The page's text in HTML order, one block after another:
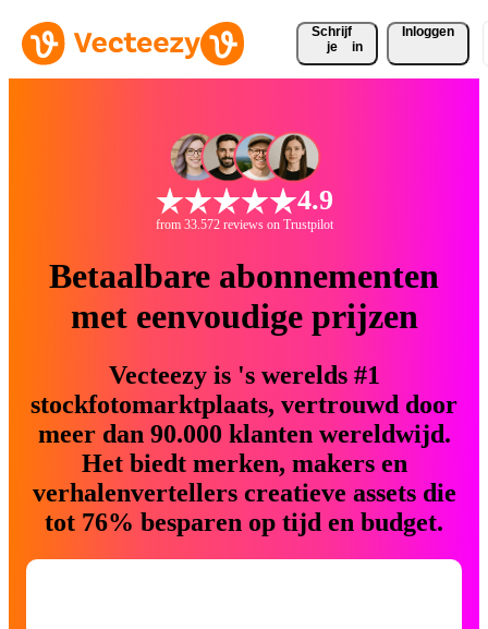
Schrijf
je
in
Inloggen
4.9
from 33.572 reviews on Trustpilot
Betaalbare abonnementen
met eenvoudige prijzen
Vecteezy is 's werelds #1
stockfotomarktplaats, vertrouwd door
meer dan 90.000 klanten wereldwijd.
Het biedt merken, makers en
verhalenvertellers creatieve assets die
tot 76% besparen op tijd en budget.